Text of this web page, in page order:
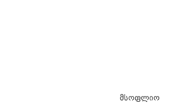
მსოფლიო